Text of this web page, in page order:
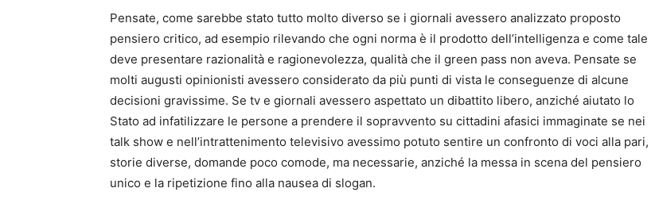
Pensate, come sarebbe stato tutto molto diverso se i giornali avessero analizzato proposto
pensiero critico, ad esempio rilevando che ogni norma è il prodotto dell’intelligenza e come tale
deve presentare razionalità e ragionevolezza, qualità che il green pass non aveva. Pensate se
molti augusti opinionisti avessero considerato da più punti di vista le conseguenze di alcune
decisioni gravissime. Se tv e giornali avessero aspettato un dibattito libero, anziché aiutato lo
Stato ad infatilizzare le persone a prendere il sopravvento su cittadini afasici immaginate se nei
talk show e nell’intrattenimento televisivo avessimo potuto sentire un confronto di voci alla pari,
storie diverse, domande poco comode, ma necessarie, anziché la messa in scena del pensiero
unico e la ripetizione fino alla nausea di slogan.